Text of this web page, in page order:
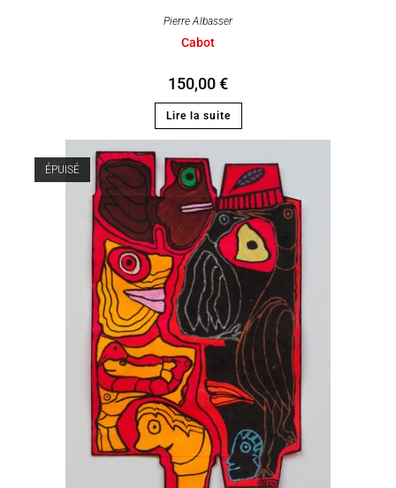
Pierre Albasser
Cabot
150,00€
Lire la suite
ÉPUISÉ